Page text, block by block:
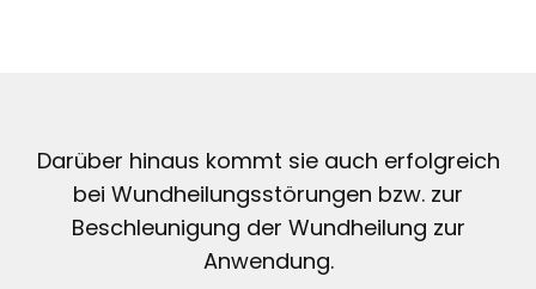
Darüber hinaus kommt sie auch erfolgreich
bei Wundheilungsstörungen bzw. zur
Beschleunigung der Wundheilung zur
Anwendung.